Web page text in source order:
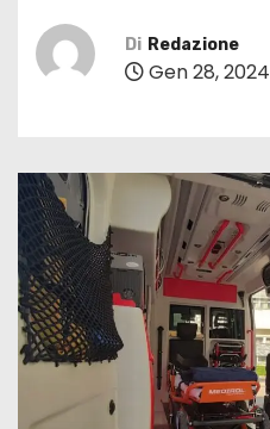
Di Redazione
Gen 28, 2024